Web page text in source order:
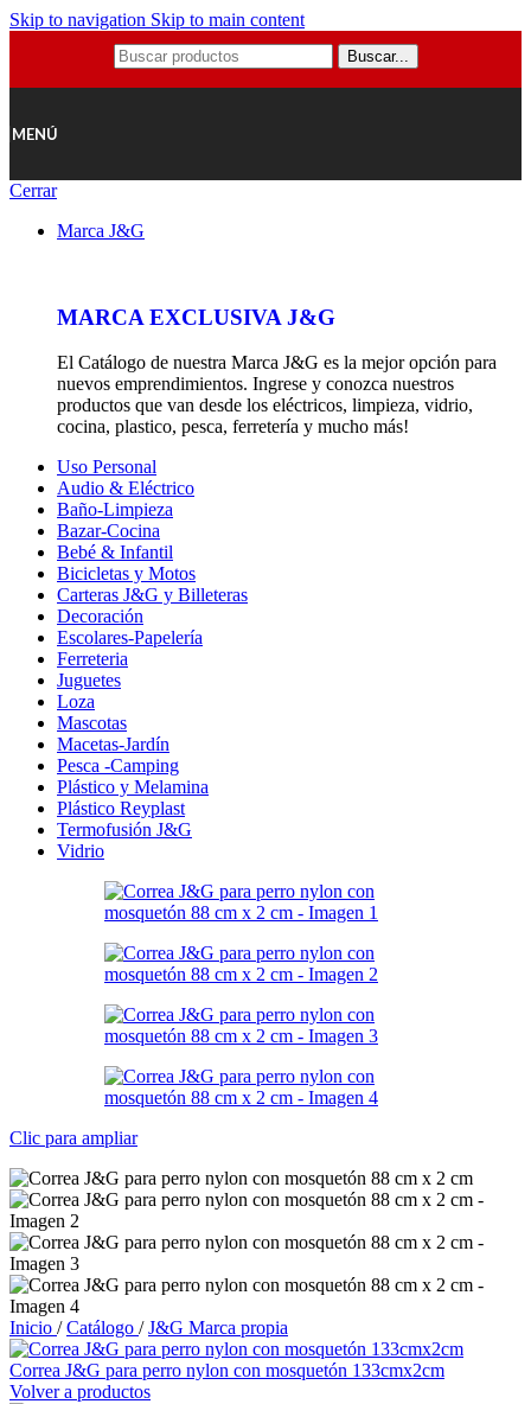
Skip to navigation Skip to main content
Buscar...
MENÚ
Cerrar
Marca J&G
MARCA EXCLUSIVA J&G
El Catálogo de nuestra Marca J&G es la mejor opción para
nuevos emprendimientos. Ingrese y conozca nuestros
productos que van desde los eléctricos, limpieza, vidrio,
cocina, plastico, pesca, ferretería y mucho más!
Uso Personal
Audio & Eléctrico
Baño-Limpieza
Bazar-Cocina
Bebé & Infantil
Bicicletas y Motos
Carteras J&G y Billeteras
Decoración
Escolares-Papelería
Ferreteria
Juguetes
Loza
Mascotas
Macetas-Jardín
Pesca -Camping
Plástico y Melamina
Plástico Reyplast
Termofusión J&G
Vidrio
Clic para ampliar
Inicio / Catálogo / J&G Marca propia
Correa J&G para perro nylon con mosquetón 133cmx2cm
Volver a productos